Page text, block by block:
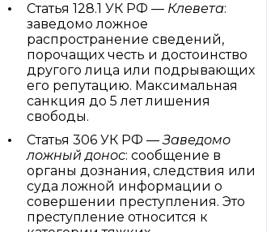
Статья 128.1 УК РФ — Клевета:
заведомо ложное
распространение сведений,
порочащих честь и достоинство
другого лица или подрывающих
его репутацию. Максимальная
санкция до 5 лет лишения
свободы.
Статья 306 УК РФ —Заведомо
ложный донос: сообщение в
органы дознания, следствия или
суда ложной информации о
совершении преступления. Это
преступление относится к